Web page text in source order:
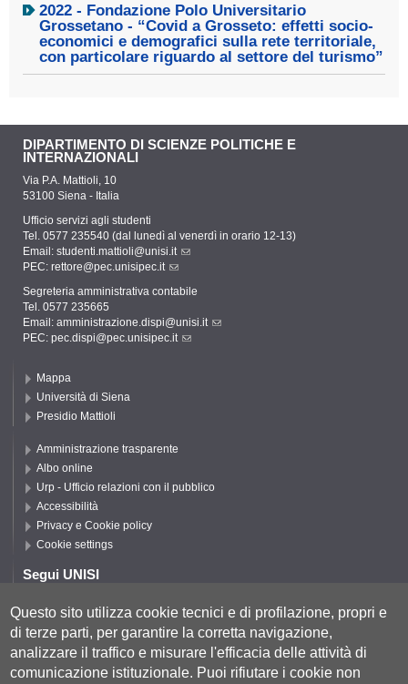
2022 - Fondazione Polo Universitario
Grossetano - “Covid a Grosseto: effetti socio-
economici e demografici sulla rete territoriale,
con particolare riguardo al settore del turismo”
DIPARTIMENTO DI SCIENZE POLITICHE E
INTERNAZIONALI
Via P.A. Mattioli, 10
53100 Siena - Italia
Ufficio servizi agli studenti
Tel. 0577 235540 (dal lunedì al venerdì in orario 12-13)
Email: studenti.mattioli@unisi.it
PEC: rettore@pec.unisipec.it
Segreteria amministrativa contabile
Tel. 0577 235665
Email: amministrazione.dispi@unisi.it
PEC: pec.dispi@pec.unisipec.it
Mappa
Università di Siena
Presidio Mattioli
Amministrazione trasparente
Albo online
Urp - Ufficio relazioni con il pubblico
Accessibilità
Privacy e Cookie policy
Cookie settings
Segui UNISI
Segui DISPI
Questo sito utilizza cookie tecnici e di profilazione, propri e
di terze parti, per garantire la corretta navigazione,
analizzare il traffico e misurare l'efficacia delle attività di
comunicazione istituzionale. Puoi rifiutare i cookie non